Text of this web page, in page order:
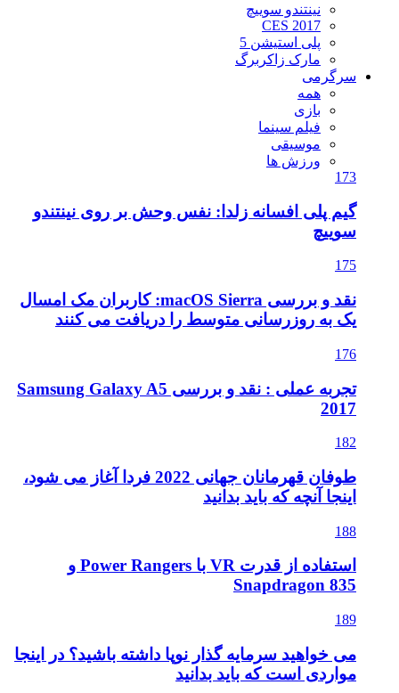
نینتندو سوییچ
CES 2017
پلی استیشن 5
مارک زاکربرگ
سرگرمی
همه
بازی
فیلم سینما
موسیقی
ورزش ها
173
گیم پلی افسانه زلدا: نفس وحش بر روی نینتندو
سوییچ
175
نقد و بررسی macOS Sierra: کاربران مک امسال
یک به روزرسانی متوسط را دریافت می کنند
176
تجربه عملی : نقد و بررسی Samsung Galaxy A5
2017
182
طوفان قهرمانان جهانی 2022 فردا آغاز می شود،
اینجا آنچه که باید بدانید
188
استفاده از قدرت VR با Power Rangers و
Snapdragon 835
189
می خواهید سرمایه گذار نوپا داشته باشید؟ در اینجا
مواردی است که باید بدانید